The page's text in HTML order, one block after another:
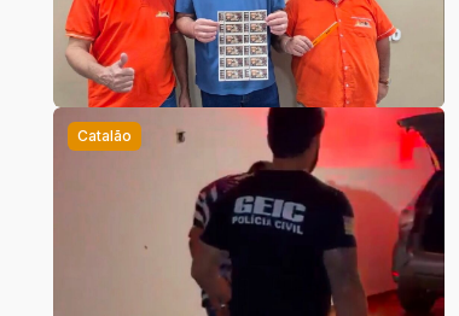
Catalão